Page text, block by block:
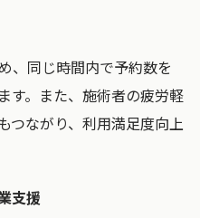
、同じ時間内で予約数を
す。また、施術者の疲労軽
つながり、利用満足度向上
支援